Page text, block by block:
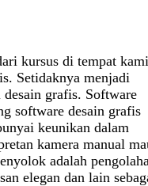
kursus di tempat
Setidaknya menjadi
grafis. Software
software desain grafis
keunikan dalam
kamera manual
adalah
elegan dan lain